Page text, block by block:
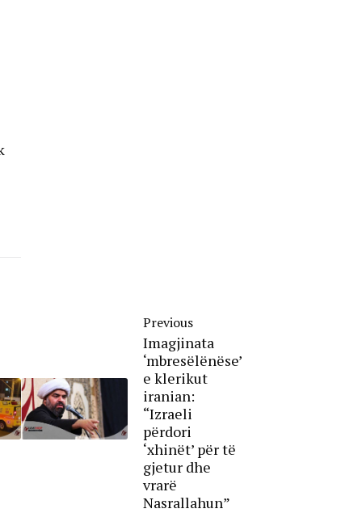
Previous
Imagjinata
‘mbresëlënëse’
e klerikut
iranian:
“Izraeli
përdori
‘xhinët’ për të
gjetur dhe
vrarë
Nasrallahun”